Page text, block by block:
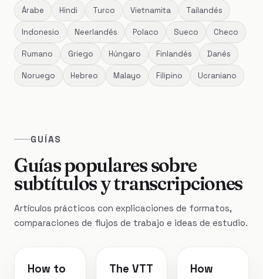
Árabe Hindi Turco Vietnamita Tailandés
Indonesio Neerlandés Polaco Sueco Checo
Rumano Griego Húngaro Finlandés Danés
Noruego Hebreo Malayo Filipino Ucraniano
GUÍAS
Guías populares sobre
subtítulos y transcripciones
Artículos prácticos con explicaciones de formatos,
comparaciones de flujos de trabajo e ideas de estudio.
How to
The VTT
How